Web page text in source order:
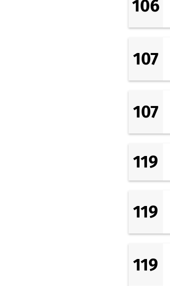
106
107
107
119
119
119